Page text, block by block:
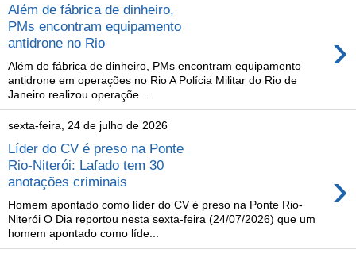
Além de fábrica de dinheiro,
PMs encontram equipamento
antidrone no Rio
›
Além de fábrica de dinheiro, PMs encontram equipamento
antidrone em operações no Rio A Polícia Militar do Rio de
Janeiro realizou operaçõe...
sexta-feira, 24 de julho de 2026
Líder do CV é preso na Ponte
Rio-Niterói: Lafado tem 30
anotações criminais
›
Homem apontado como líder do CV é preso na Ponte Rio-
Niterói O Dia reportou nesta sexta-feira (24/07/2026) que um
homem apontado como líde...